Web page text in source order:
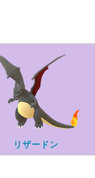
リザードン